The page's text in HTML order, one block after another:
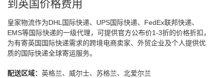
到英国价格费用
皇家物流作为DHL国际快递、UPS国际快递、FedEx联邦快递、
EMS等国际快递的一级代理，可提供官方公布价1-3折的价格折扣，
为有寄英国国际快递需求的跨境电商卖家、外贸企业及个人提供优
质的国际快递全球寄运服务。
配送区域： 英格兰、威尔士、苏格兰、北爱尔兰